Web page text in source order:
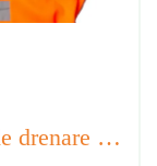
Spălați cămășile FR cu efect de drenare a umidității în apă rece pentru a păstra funcționalitatea.